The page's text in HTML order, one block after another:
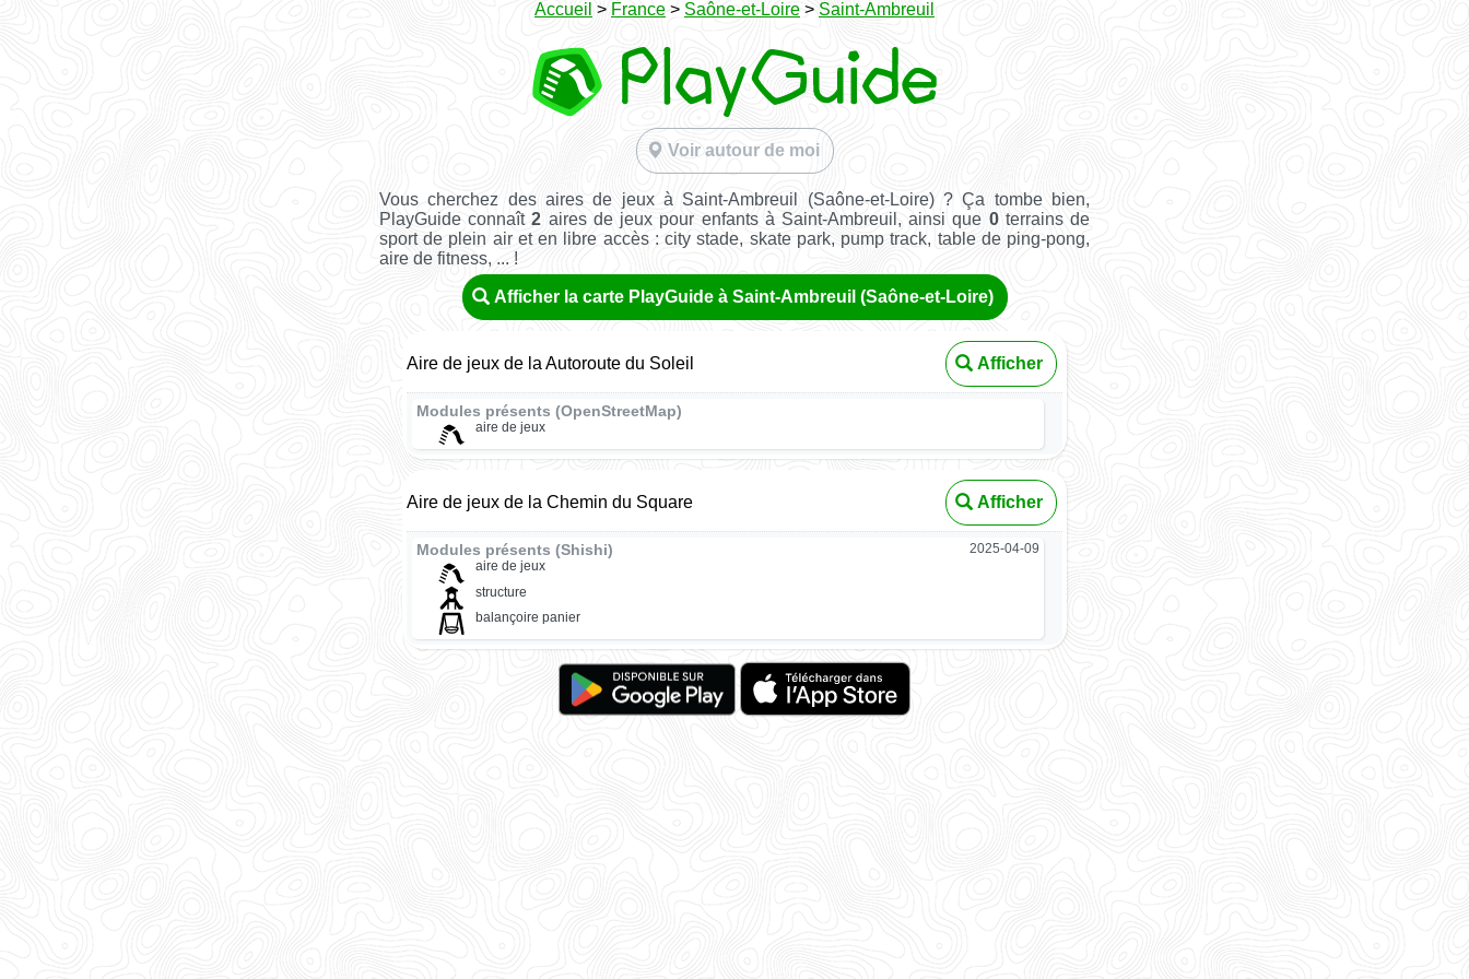
Accueil > France > Saône-et-Loire > Saint-Ambreuil
Voir autour de moi
Vous cherchez des aires de jeux à Saint-Ambreuil (Saône-et-Loire) ? Ça tombe bien,
PlayGuide connaît2 aires de jeux pour enfants à Saint-Ambreuil, ainsi que 0terrains de
sport de plein air et en libre accès : city stade, skate park, pump track, table de ping-pong,
aire de fitness, ... !
Afficher la carte PlayGuide à Saint-Ambreuil (Saône-et-Loire)
Aire de jeux de la Autoroute du Soleil Afficher
Modules présents (OpenStreetMap)
aire de jeux
Aire de jeux de la Chemin du Square Afficher
Modules présents (Shishi) 2025-04-09
aire de jeux
structure
balançoire panier